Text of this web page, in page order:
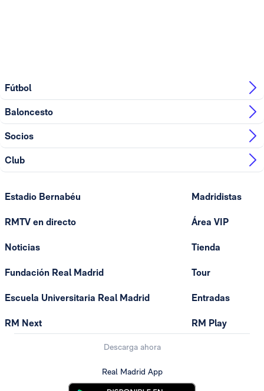
Fútbol
Baloncesto
Socios
Club
Estadio Bernabéu
RMTV en directo
Noticias
Fundación Real Madrid
Escuela Universitaria Real Madrid
RM Next
Madridistas
Área VIP
Tienda
Tour
Entradas
RM Play
Descarga ahora
Real Madrid App